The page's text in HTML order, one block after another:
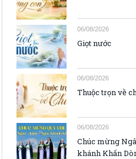
06/08/2026
Giọt nước
06/08/2026
Thuộc trọn về
06/08/2026
Chúc mừng
khánh Khấn